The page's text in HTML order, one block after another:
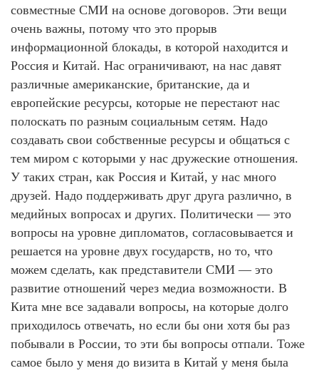
совместные СМИ на основе договоров. Эти вещи
очень важны, потому что это прорыв
информационной блокады, в которой находится и
Россия и Китай. Нас ограничивают, на нас давят
различные американские, британские, да и
европейские ресурсы, которые не перестают нас
полоскать по разным социальным сетям. Надо
создавать свои собственные ресурсы и общаться с
тем миром с которыми у нас дружеские отношения.
У таких стран, как Россия и Китай, у нас много
друзей. Надо поддерживать друг друга различно, в
медийных вопросах и других. Политически — это
вопросы на уровне дипломатов, согласовывается и
решается на уровне двух государств, но то, что
можем сделать, как представители СМИ — это
развитие отношений через медиа возможности. В
Кита мне все задавали вопросы, на которые долго
приходилось отвечать, но если бы они хотя бы раз
побывали в России, то эти бы вопросы отпали. Тоже
самое было у меня до визита в Китай у меня была